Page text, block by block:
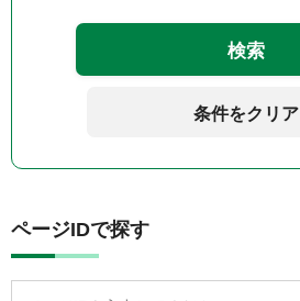
条件をクリア
ページIDで探す